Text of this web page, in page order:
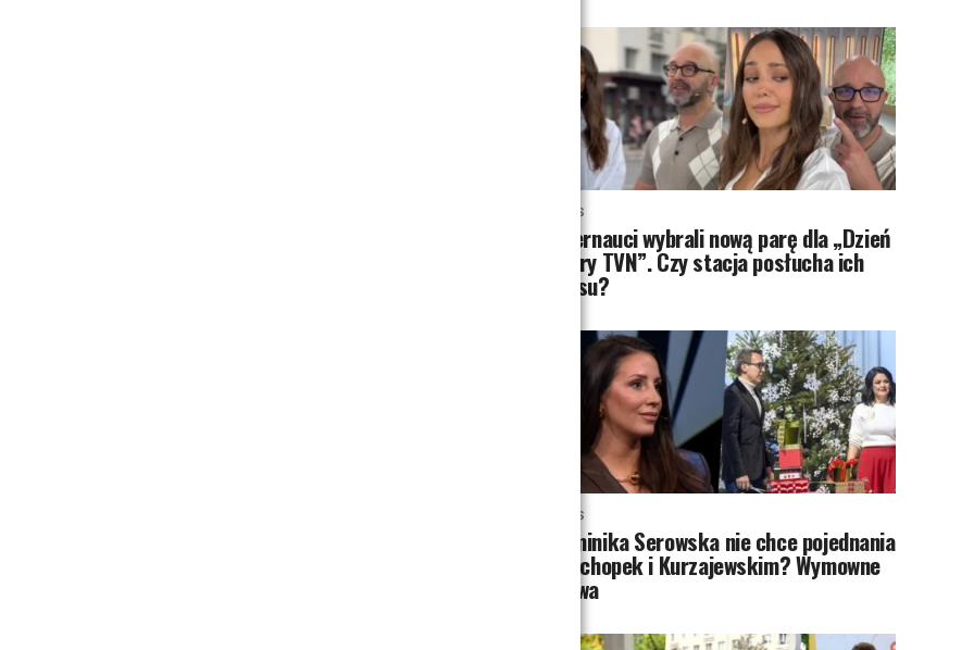
NEWS
Internauci wybrali nową parę dla „Dzień
dobry TVN”. Czy stacja posłucha ich
głosu?
NEWS
Dominika Serowska nie chce pojednania
z Cichopek i Kurzajewskim? Wymowne
słowa